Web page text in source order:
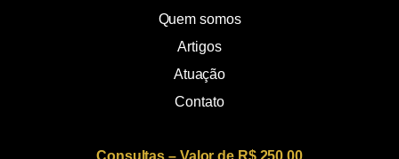
Quem somos
Artigos
Atuação
Contato
Consultas – Valor de R$ 250,00